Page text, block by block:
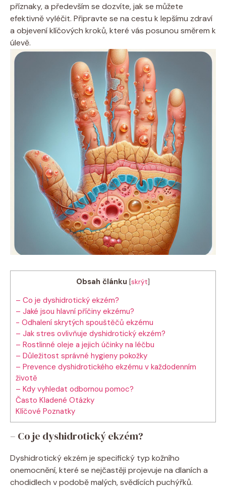
příznaky,⁣ a především se dozvíte, jak se ​můžete
efektivně vyléčit. Připravte se na cestu k ‌lepšímu ⁣zdraví
a objevení klíčových kroků, které vás ⁣posunou směrem k⁢
úlevě.
Obsah článku [skrýt]
– Co ⁤je dyshidrotický​ ekzém?
– ⁢Jaké jsou hlavní příčiny ekzému?
-⁢ Odhalení skrytých spouštěčů ekzému
– Jak stres ​ovlivňuje dyshidrotický ekzém?
– Rostlinné oleje ‍a jejich účinky na léčbu
– Důležitost správné hygieny pokožky
– Prevence​ dyshidrotického⁣ ekzému‌ v každodenním
životě
– Kdy vyhledat odbornou pomoc?
Často⁢ Kladené Otázky
Klíčové Poznatky
– Co ⁤je dyshidrotický​ ekzém?
Dyshidrotický ekzém je specifický ​typ kožního
onemocnění, ‍které se nejčastěji projevuje na dlaních a
⁤chodidlech v podobě malých, svědících puchýřků.⁢